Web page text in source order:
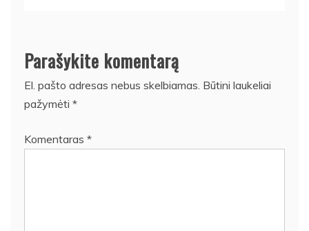
Parašykite komentarą
El. pašto adresas nebus skelbiamas. Būtini laukeliai
pažymėti *
Komentaras *